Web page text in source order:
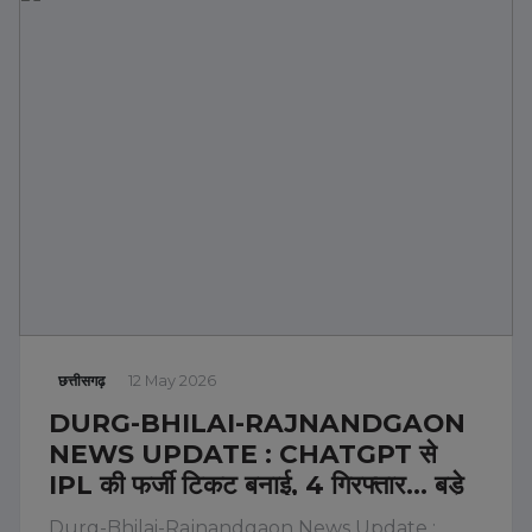
छत्तीसगढ़ 12 May 2026
DURG-BHILAI-RAJNANDGAON
NEWS UPDATE : CHATGPT से
IPL की फर्जी टिकट बनाई, 4 गिरफ्तार… बड़े
भाई की हत्या का आरोपी गिरफ्तार… बुजुर्ग ने